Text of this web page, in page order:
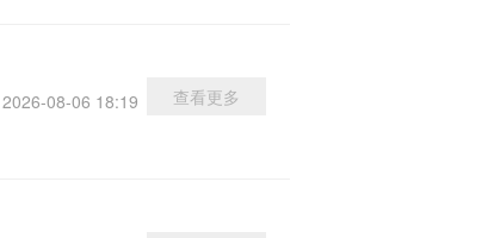
查看更多
2026-08-06 18:19